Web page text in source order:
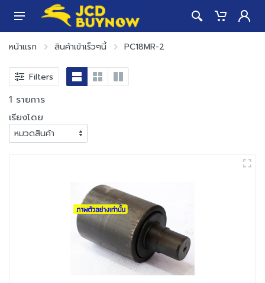
หน้าแรก สินค้าเข้าเร็วๆนี้ PC18MR-2
Filters
1 รายการ
เรียงโดย